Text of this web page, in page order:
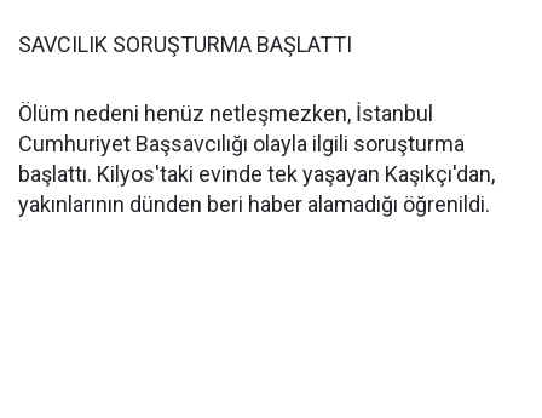
SAVCILIK SORUŞTURMA BAŞLATTI
Ölüm nedeni henüz netleşmezken, İstanbul
Cumhuriyet Başsavcılığı olayla ilgili soruşturma
başlattı. Kilyos'taki evinde tek yaşayan Kaşıkçı'dan,
yakınlarının dünden beri haber alamadığı öğrenildi.